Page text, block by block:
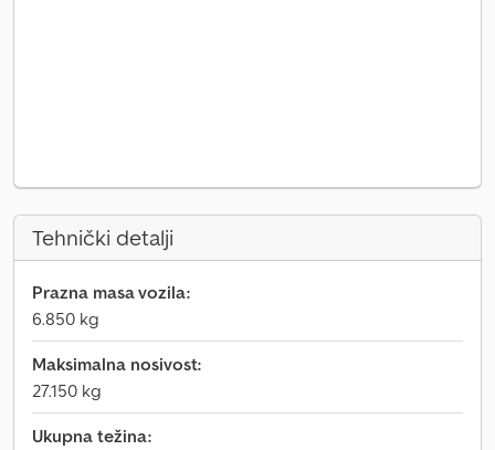
Tehnički detalji
Prazna masa vozila:
6.850 kg
Maksimalna nosivost:
27.150 kg
Ukupna težina: